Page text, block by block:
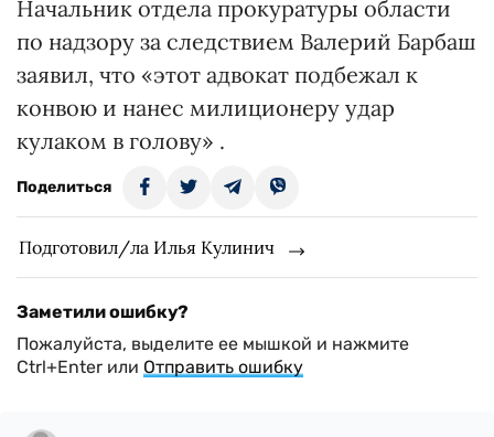
Начальник отдела прокуратуры области
по надзору за следствием Валерий Барбаш
заявил, что «этот адвокат подбежал к
конвою и нанес милиционеру удар
кулаком в голову» .
Поделиться
Подготовил/ла Илья Кулинич
Заметили ошибку?
Пожалуйста, выделите ее мышкой и нажмите
Ctrl+Enter или Отправить ошибку